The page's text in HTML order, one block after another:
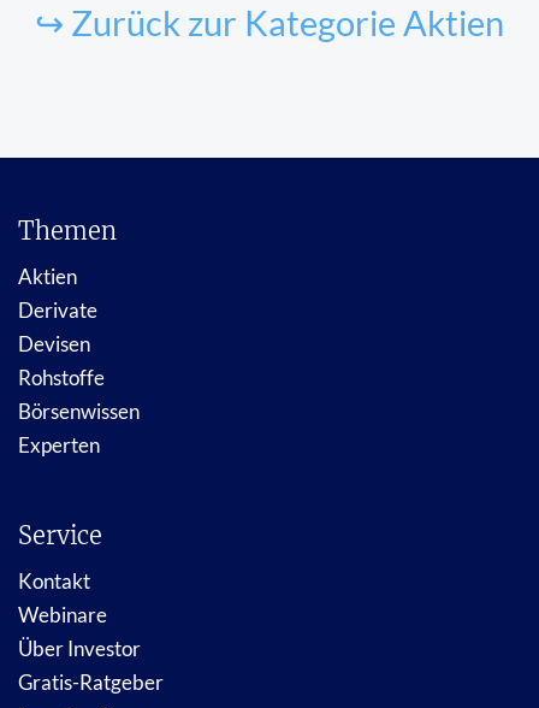
↪ Zurück zur Kategorie Aktien
Themen
Aktien
Derivate
Devisen
Rohstoffe
Börsenwissen
Experten
Service
Kontakt
Webinare
Über Investor
Gratis-Ratgeber